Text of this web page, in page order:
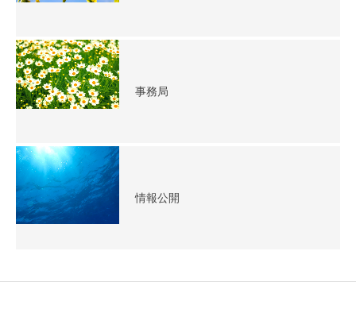
事務局
情報公開